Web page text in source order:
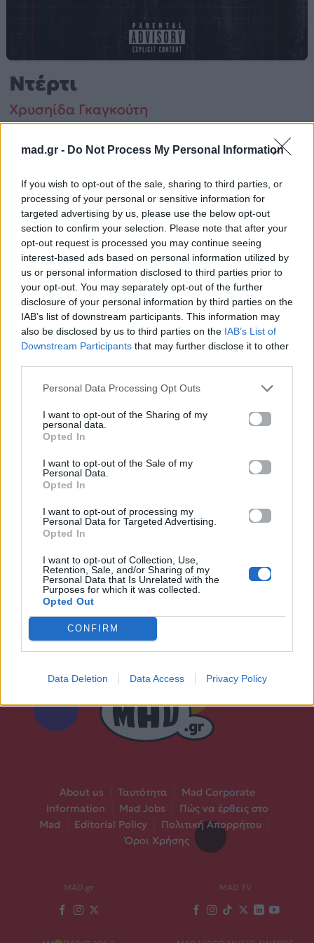
mad.gr - Do Not Process My Personal Information
If you wish to opt-out of the sale, sharing to third parties, or
processing of your personal or sensitive information for
targeted advertising by us, please use the below opt-out
section to confirm your selection. Please note that after your
opt-out request is processed you may continue seeing
interest-based ads based on personal information utilized by
us or personal information disclosed to third parties prior to
your opt-out. You may separately opt-out of the further
disclosure of your personal information by third parties on the
IAB’s list of downstream participants. This information may
also be disclosed by us to third parties on the IAB’s List of
Downstream Participants that may further disclose it to other
Personal Data Processing Opt Outs
I want to opt-out of the Sharing of my
personal data.
Opted In
I want to opt-out of the Sale of my
Personal Data.
Opted In
I want to opt-out of processing my
Personal Data for Targeted Advertising.
Opted In
I want to opt-out of Collection, Use,
Retention, Sale, and/or Sharing of my
Personal Data that Is Unrelated with the
Purposes for which it was collected.
Opted Out
CONFIRM
Data Deletion Data Access Privacy Policy
Ντέρτι
Χρυσηίδα Γκαγκούτη
Από το Άλμπουμ Δέρτιπου κυκλοφόρησε το 2026
Χρυσηίδα Γκαγκούτη – «Ντέρτι» (2026). Περιλαμβάνεται
στο άλμπουμ «Δέρτι». Μουσικά κινείται στο ύφος Pop.
Περισσότερα τραγούδια και πληροφορίες στησελίδα
στο Mad.gr.
Ακούστε το «Ντέρτι» σε Spotify, YouTube και στο Mad.gr.
About us Ταυτότητα
Mad Corporate
Information
Mad Jobs
Πώς να έρθεις στο
Mad
Editorial Policy Πολιτική Απορρήτου
Όροι Χρήσης
MAD.gr MAD TV